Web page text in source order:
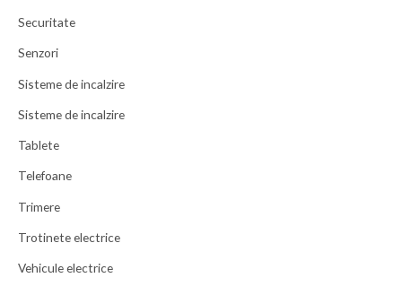
Securitate
Senzori
Sisteme de incalzire
Sisteme de incalzire
Tablete
Telefoane
Trimere
Trotinete electrice
Vehicule electrice